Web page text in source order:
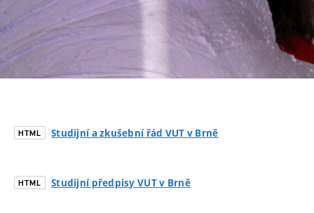
HTML Studijní a zkušební řád VUT v Brně
HTML Studijní předpisy VUT v Brně